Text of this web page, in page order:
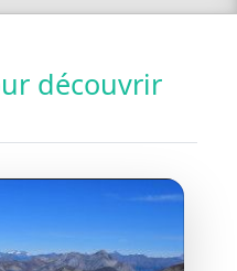
découvrir